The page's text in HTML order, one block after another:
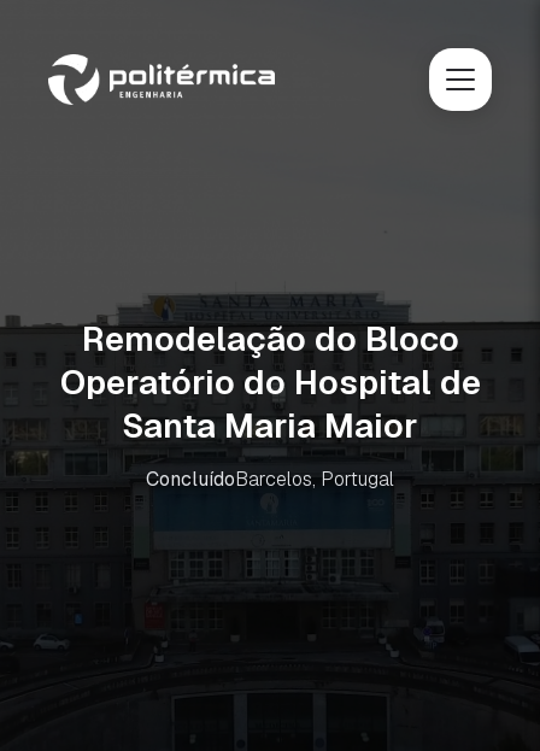
Remodelação do Bloco
Operatório do Hospital de
Santa Maria Maior
ConcluídoBarcelos, Portugal